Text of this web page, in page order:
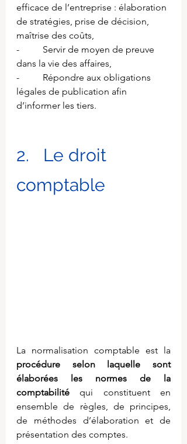
efficace de l’entreprise : élaboration
de stratégies, prise de décision,
maîtrise des coûts,
-          Servir de moyen de preuve
dans la vie des affaires,
-          Répondre aux obligations
légales de publication afin
d’informer les tiers.
2.   Le droit
comptable
procédure selon laquelle sont
élaborées les normes de la
comptabilité qui constituent en
ensemble de règles, de principes,
de méthodes d’élaboration et de
présentation des comptes.